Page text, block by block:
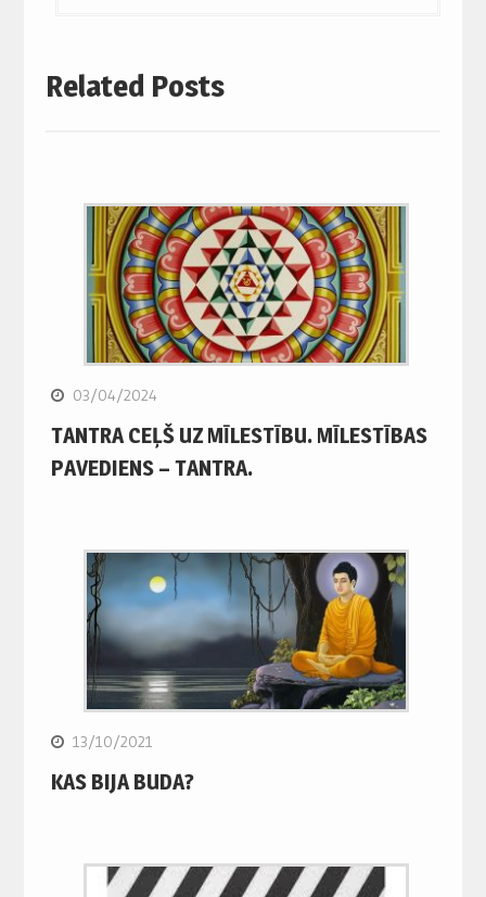
Related Posts
03/04/2024
TANTRA CEĻŠ UZ MĪLESTĪBU. MĪLESTĪBAS
PAVEDIENS – TANTRA.
13/10/2021
KAS BIJA BUDA?